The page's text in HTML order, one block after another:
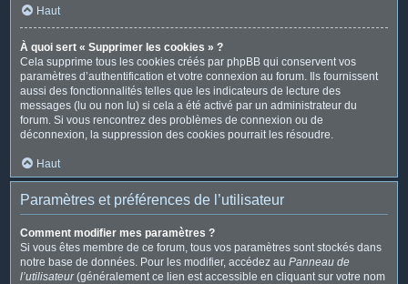
Haut
À quoi sert « Supprimer les cookies » ?
Cela supprime tous les cookies créés par phpBB qui conservent vos
paramètres d’authentification et votre connexion au forum. Ils fournissent
aussi des fonctionnalités telles que les indicateurs de lecture des
messages (lu ou non lu) si cela a été activé par un administrateur du
forum. Si vous rencontrez des problèmes de connexion ou de
déconnexion, la suppression des cookies pourrait les résoudre.
Haut
Paramètres et préférences de l’utilisateur
Comment modifier mes paramètres ?
Si vous êtes membre de ce forum, tous vos paramètres sont stockés dans
notre base de données. Pour les modifier, accédez au Panneau de
l’utilisateur(généralement ce lien est accessible en cliquant sur votre nom